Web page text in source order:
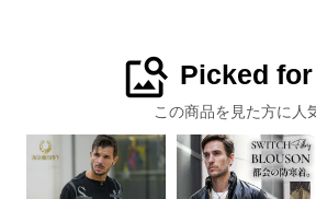
image_search Picked for
この商品を見た方に人